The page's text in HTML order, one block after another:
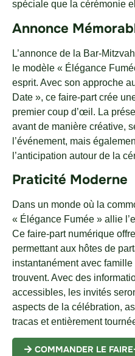
spéciale que la cérémonie
Annonce
L’annonce de la Bar-
le modèle « Élégance
esprit. Avec son approche
Date », ce faire-part crée
premier coup d’œil. La
avant de manière créative,
l’événement, mais
l’anticipation autour de la
Praticité Moderne
Dans un monde où la
« Élégance Fumée » allie
Ce faire-part numérique
permettant aux hôtes de
instantanément avec
trouvent. Avec des
accessibles, les invités
aspects de la célébration,
tracas et entièrement
COMMANDER LE